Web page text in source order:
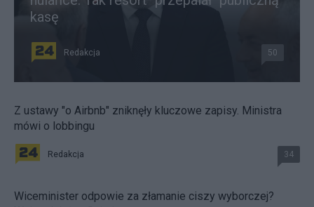
kasę
Redakcja 50
Z ustawy "o Airbnb" zniknęły kluczowe zapisy. Ministra
mówi o lobbingu
Redakcja 34
Wiceminister odpowie za złamanie ciszy wyborczej?